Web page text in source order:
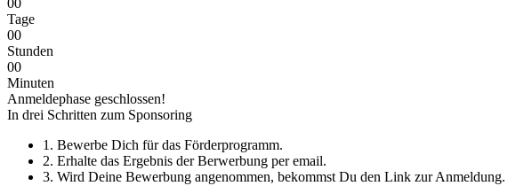
00
Tage
00
Stunden
00
Minuten
Anmeldephase geschlossen!
In drei Schritten zum Sponsoring
1. Bewerbe Dich für das Förderprogramm.
2. Erhalte das Ergebnis der Berwerbung per email.
3. Wird Deine Bewerbung angenommen, bekommst Du den Link zur Anmeldung.